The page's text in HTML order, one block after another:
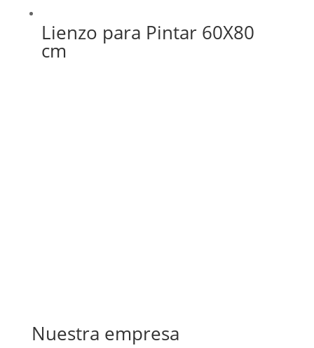
Lienzo para Pintar 60X80
cm
Nuestra empresa